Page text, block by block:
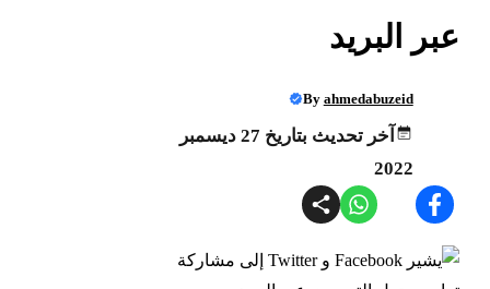
عبر البريد
By ahmedabuzeid
آخر تحديث بتاريخ 27 ديسمبر
2022